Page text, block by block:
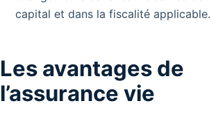
capital et dans la fiscalité applicable.
Les avantages de
l’assurance vie